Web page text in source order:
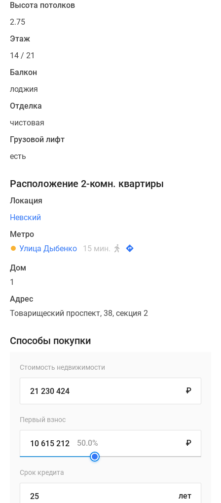
Высота потолков
2.75
Этаж
14 / 21
Балкон
лоджия
Отделка
чистовая
Грузовой лифт
есть
Расположение 2-комн. квартиры
Локация
Невский
Метро
Улица Дыбенко
15 мин.
Дом
1
Адрес
Товарищеский проспект, 38, секция 2
Способы покупки
Стоимость недвижимости
₽
Первый взнос
₽
50.0%
Срок кредита
лет